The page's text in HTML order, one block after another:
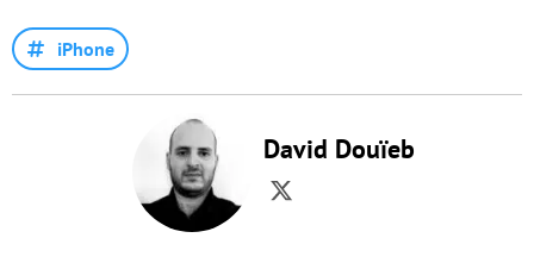
iPhone
David Douïeb
Twitter